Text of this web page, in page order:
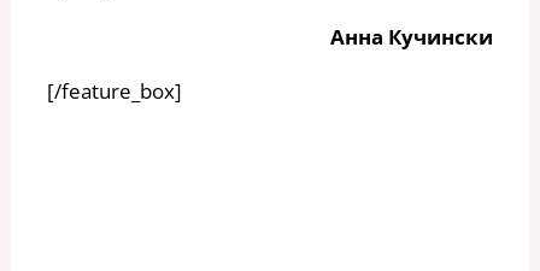
Анна Кучински
[/feature_box]